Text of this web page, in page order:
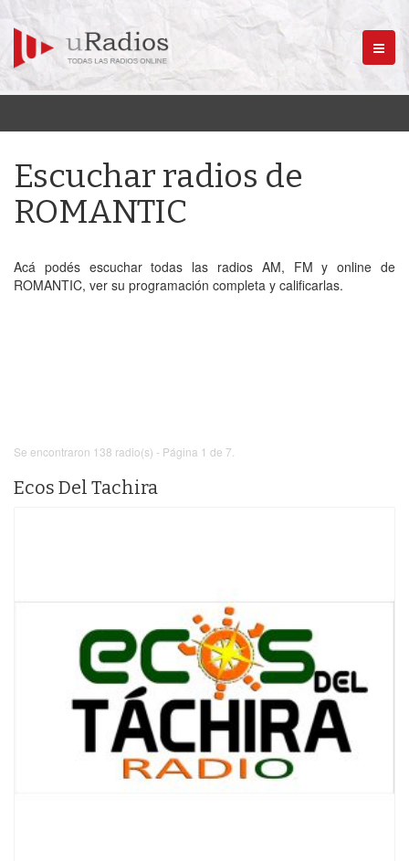
Menú
Escuchar radios de
ROMANTIC
Acá podés escuchar todas las radios AM, FM y online de
ROMANTIC, ver su programación completa y calificarlas.
Se encontraron 138 radio(s) - Página 1 de 7.
Ecos Del Tachira